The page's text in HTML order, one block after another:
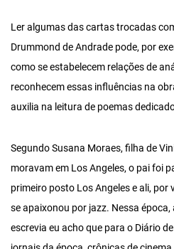
Ler algumas das cartas trocadas
Drummond de Andrade pode, por
como se estabelecem relações de
reconhecem essas influências na
auxilia na leitura de poemas
Segundo Susana Moraes, filha de
moravam em Los Angeles, o pai foi
primeiro posto Los Angeles e ali, por
se apaixonou por jazz. Nessa época,
escrevia eu acho que para o Diário